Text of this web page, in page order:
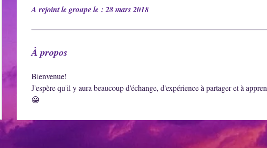
A rejoint le groupe le : 28 mars 2018
À propos
Bienvenue!
J'espère qu'il y aura beaucoup d'échange, d'expérience à partager et à
😀